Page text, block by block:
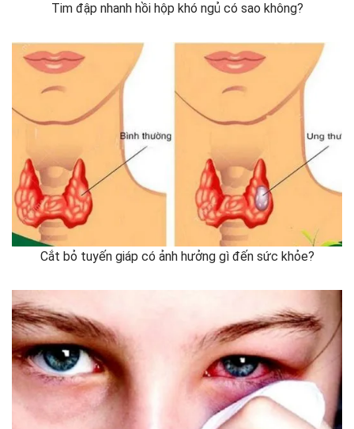
Tim đập nhanh hồi hộp khó ngủ có sao không?
Cắt bỏ tuyến giáp có ảnh hưởng gì đến sức khỏe?